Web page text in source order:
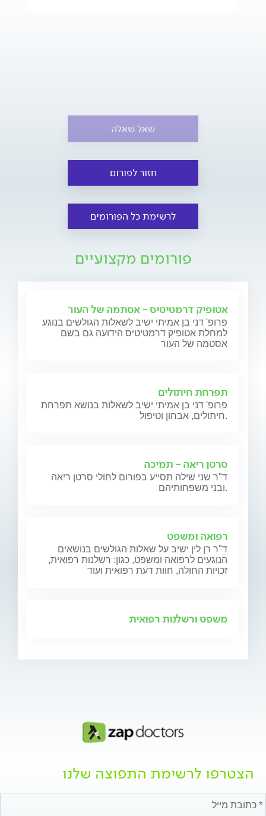
שאל שאלה
חזור לפורום
לרשימת כל הפורומים
פורומים מקצועיים
אטופיק דרמטיטיס - אסתמה של העור
פרופ' דני בן אמיתי ישיב לשאלות הגולשים בנוגע
למחלת אטופיק דרמטיטיס הידועה גם בשם
אסטמה של העור
תפרחת חיתולים
פרופ' דני בן אמיתי ישיב לשאלות בנושא תפרחת
חיתולים, אבחון וטיפול.
סרטן ריאה - תמיכה
ד"ר שני שילה תסייע בפורום לחולי סרטן ריאה
ובני משפחותיהם.
רפואה ומשפט
ד"ר רן לין ישיב על שאלות הגולשים בנושאים
הנוגעים לרפואה ומשפט, כגון: רשלנות רפואית,
זכויות החולה, חוות דעת רפואית ועוד
משפט ורשלנות רפואית
הצטרפו לרשימת התפוצה שלנו